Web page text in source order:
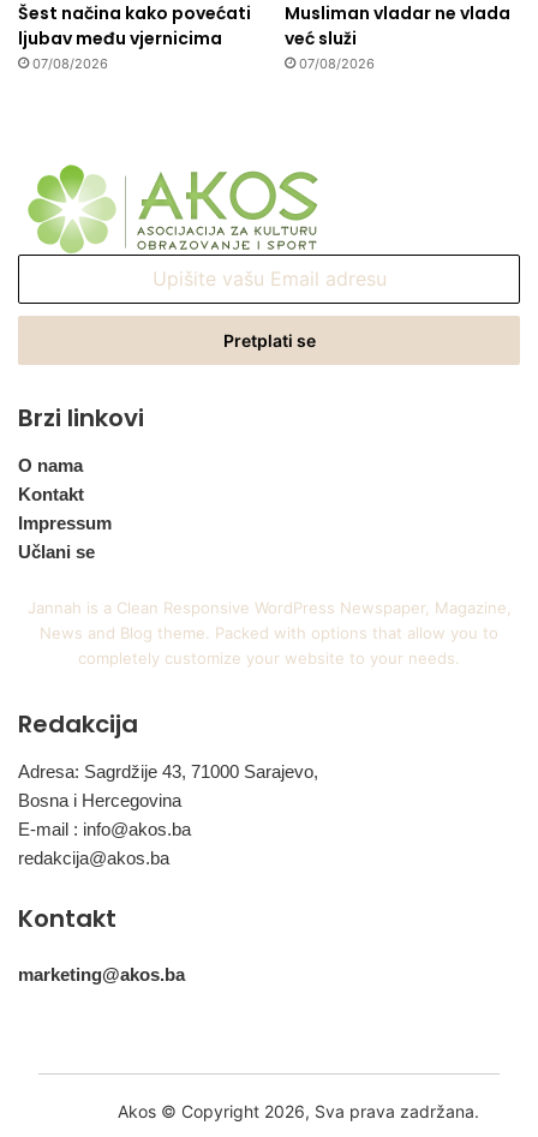
Šest načina kako povećati
ljubav među vjernicima
07/08/2026
Musliman vladar ne vlada
već služi
07/08/2026
Email
Brzi linkovi
O nama
Kontakt
Impressum
Učlani se
Jannah is a Clean Responsive WordPress Newspaper, Magazine,
News and Blog theme. Packed with options that allow you to
completely customize your website to your needs.
Redakcija
Adresa: Sagrdžije 43, 71000 Sarajevo,
Bosna i Hercegovina
E-mail : info@akos.ba
redakcija@akos.ba
Kontakt
marketing@akos.ba
Akos © Copyright 2026, Sva prava zadržana.